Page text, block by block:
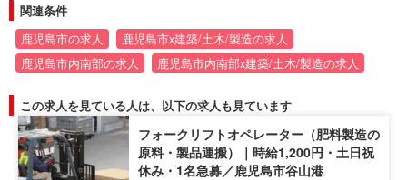
関連条件
鹿児島市の求人
鹿児島市x建築/土木/製造の求人
鹿児島市内南部の求人
鹿児島市内南部x建築/土木/製造の求人
この求人を見ている人は、以下の求人も見ています
フォークリフトオペレーター（肥料製造の
原料・製品運搬）｜時給1,200円・土日祝
休み・1名急募／鹿児島市谷山港